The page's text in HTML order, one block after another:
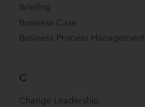
Briefing
Business Case
Business Process Management
C
Change Leadership